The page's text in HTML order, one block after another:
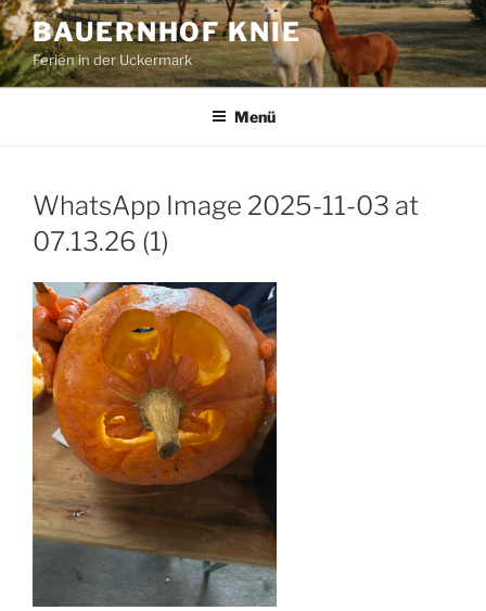
Zum
Inhalt
springen
BAUERNHOF KNIE
Ferien in der Uckermark
Menü
WhatsApp Image 2025-11-03 at
07.13.26 (1)